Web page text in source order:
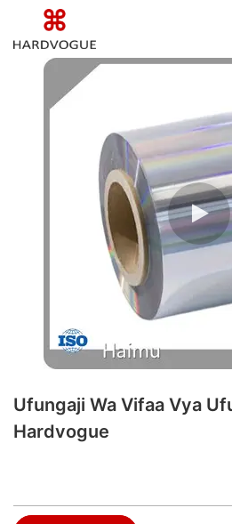
Ufungaji Wa Vifaa Vya
Hardvogue